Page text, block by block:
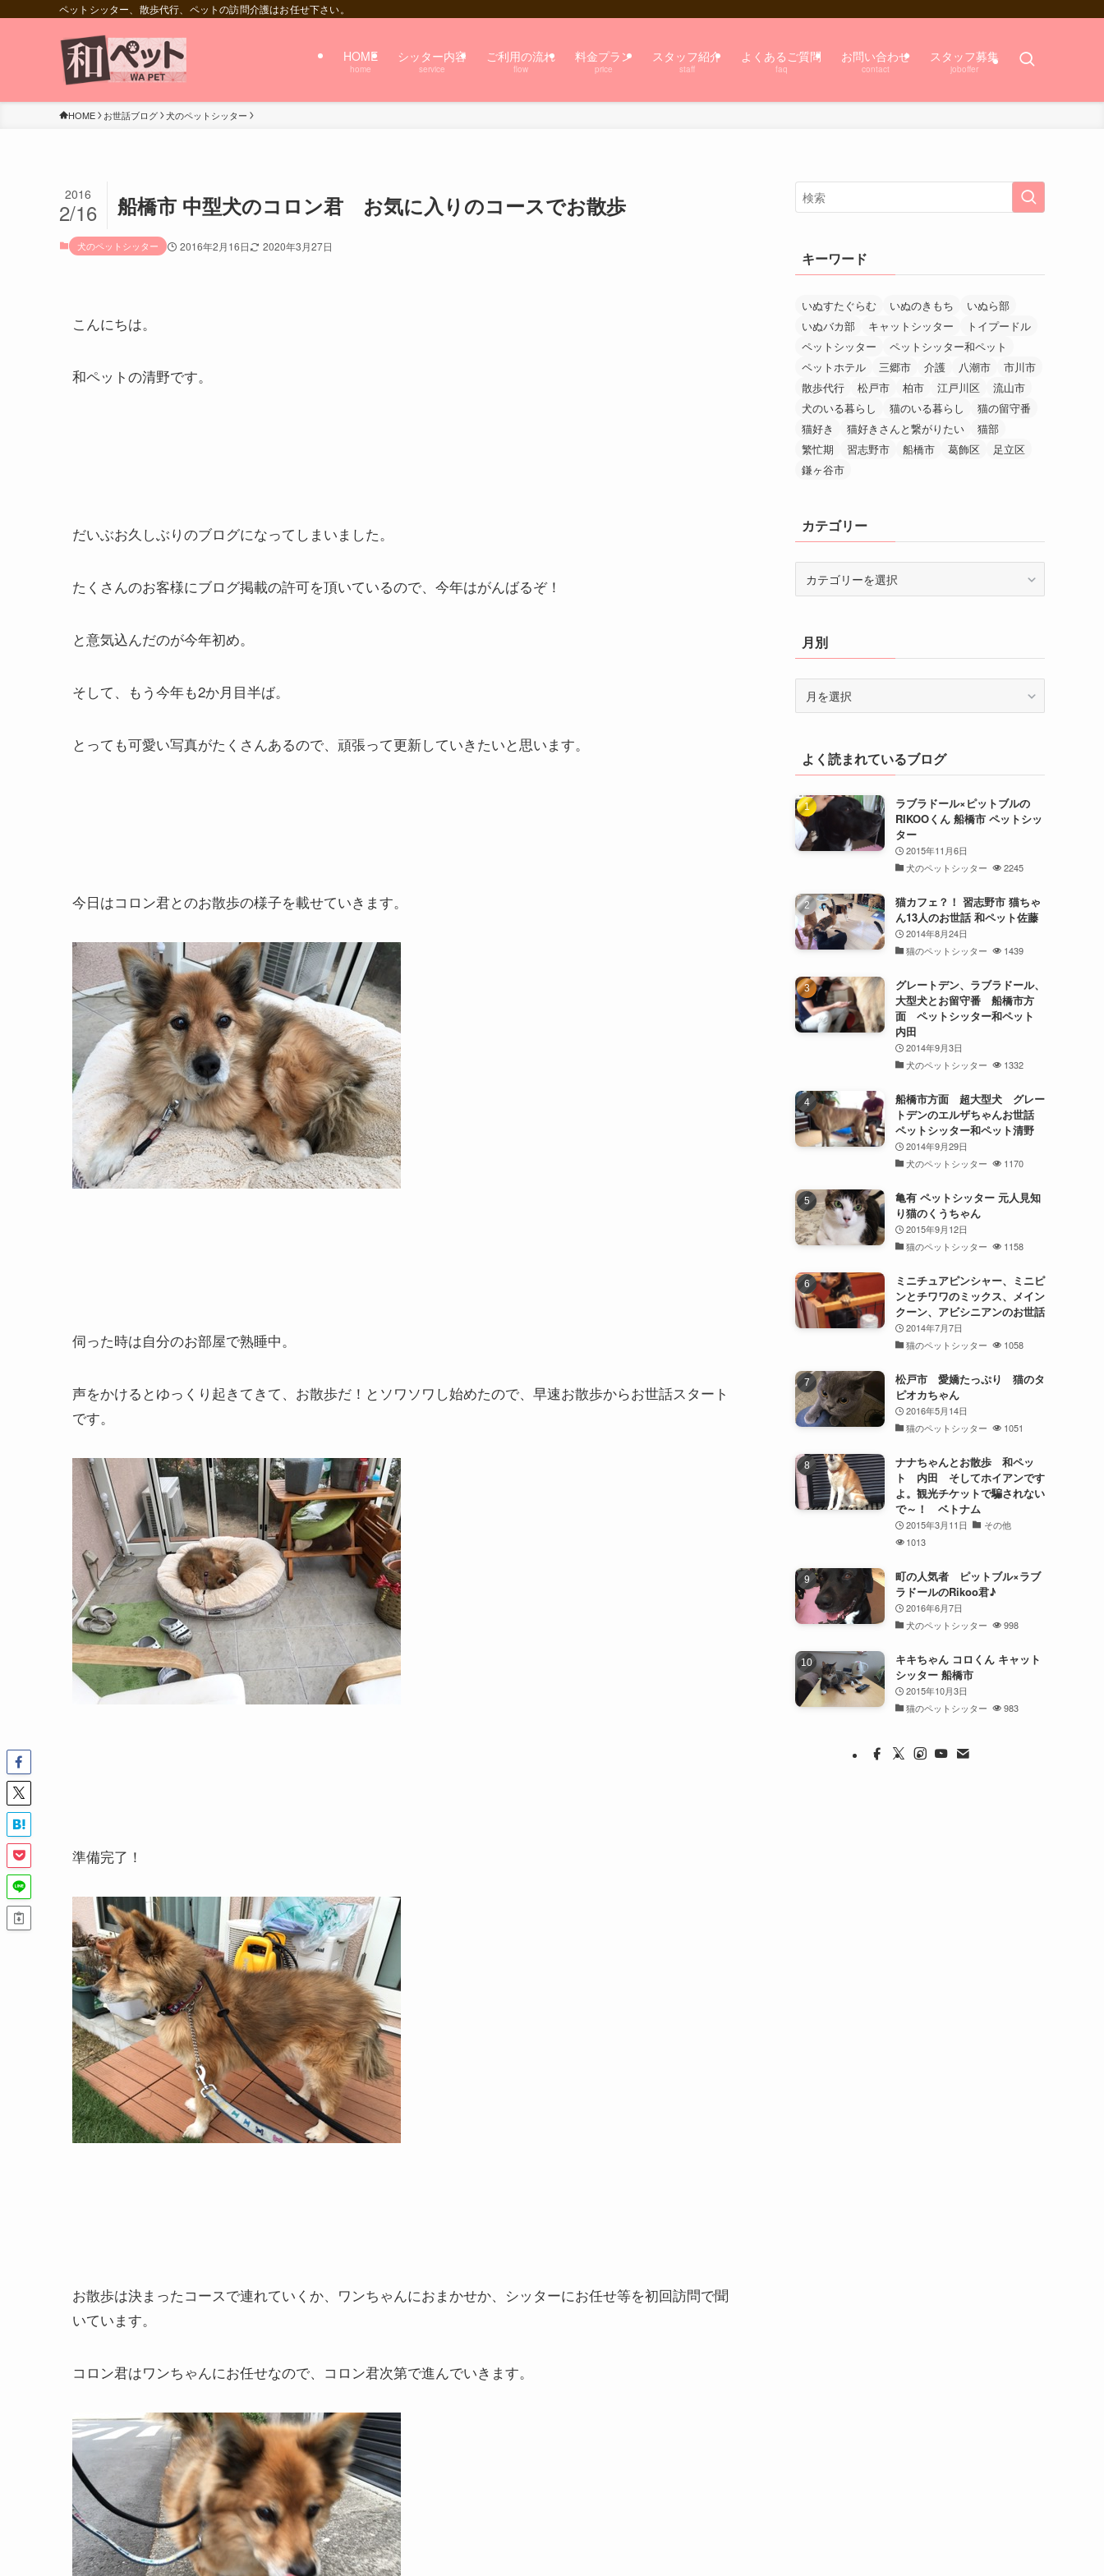
ペットシッター、散歩代行、ペットの訪問介護はお任せ下さい。
HOME
home
シッター内容
service
ご利用の流れ
flow
料金プラン
price
スタッフ紹介
staff
よくあるご質問
faq
お問い合わせ
contact
スタッフ募集
joboffer
HOME お世話ブログ 犬のペットシッター
船橋市 中型犬のコロン君 お気に入りのコースでお散歩
2016
2/16
犬のペットシッター 2016年2月16日 2020年3月27日
こんにちは。
和ペットの清野です。
だいぶお久しぶりのブログになってしまいました。
たくさんのお客様にブログ掲載の許可を頂いているので、今年はがんばるぞ！
と意気込んだのが今年初め。
そして、もう今年も2か月目半ば。
とっても可愛い写真がたくさんあるので、頑張って更新していきたいと思います。
今日はコロン君とのお散歩の様子を載せていきます。
伺った時は自分のお部屋で熟睡中。
声をかけるとゆっくり起きてきて、お散歩だ！とソワソワし始めたので、早速お散歩からお世話スタート
です。
準備完了！
お散歩は決まったコースで連れていくか、ワンちゃんにおまかせか、シッターにお任せ等を初回訪問で聞
いています。
コロン君はワンちゃんにお任せなので、コロン君次第で進んでいきます。
キーワード
いぬすたぐらむ いぬのきもち
いぬら部
いぬバカ部
キャットシッター
トイプードル
ペットシッター
ペットシッター和ペット
ペットホテル
三郷市 介護 八潮市
市川市
散歩代行
松戸市 柏市 江戸川区
流山市
犬のいる暮らし
猫のいる暮らし
猫の留守番
猫好き
猫好きさんと繋がりたい
猫部
繁忙期
習志野市 船橋市 葛飾区
足立区
鎌ヶ谷市
カテゴリー
ー月別
よく読まれているブログ
ラブラドール×ピットブルの
RIKOOくん 船橋市 ペットシッ
ター
2015年11月6日
犬のペットシッター
2245
猫カフェ？！ 習志野市 猫ちゃ
ん13人のお世話 和ペット佐藤
2014年8月24日
猫のペットシッター
1439
グレートデン、ラブラドール、
大型犬とお留守番 船橋市方
面 ペットシッター和ペット
内田
2014年9月3日
犬のペットシッター
1332
船橋市方面 超大型犬 グレー
トデンのエルザちゃんお世話
ペットシッター和ペット清野
2014年9月29日
犬のペットシッター
1170
亀有 ペットシッター 元人見知
り猫のくうちゃん
2015年9月12日
猫のペットシッター
1158
ミニチュアピンシャー、ミニピ
ンとチワワのミックス、メイン
クーン、アビシニアンのお世話
2014年7月7日
猫のペットシッター
1058
松戸市 愛嬌たっぷり 猫のタ
ピオカちゃん
2016年5月14日
猫のペットシッター
1051
ナナちゃんとお散歩 和ペッ
ト 内田 そしてホイアンです
よ。観光チケットで騙されない
で～！ ベトナム
2015年3月11日
その他
1013
町の人気者 ピットブル×ラブ
ラドールのRikoo君♪
2016年6月7日
犬のペットシッター
998
キキちゃん コロくん キャット
シッター 船橋市
2015年10月3日
猫のペットシッター
983